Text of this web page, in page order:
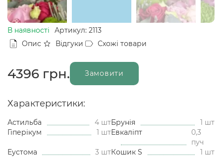
В наявності
Артикул: 2113
Опис
Відгуки Схожі товари
4396 грн. Замовити
Характеристики:
Астильба 4 штБрунія
1 шт
Гіперікум
1 штЕвкаліпт
0,3
пуч
Еустома
3 штКошик S
1 шт